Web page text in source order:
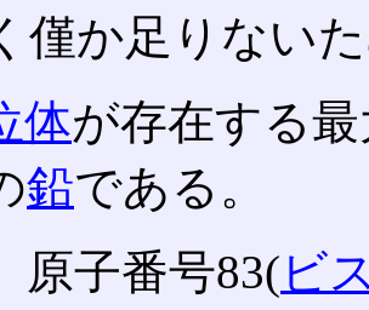
僅か足りない
体が存在する
鉛である。
原子番号83(ビ